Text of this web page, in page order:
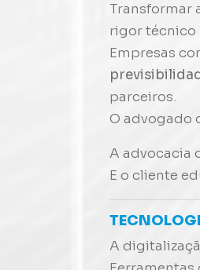
Transformar
rigor técnico
Empresas
parceiros.
O advogado
A advocacia
E o cliente
A